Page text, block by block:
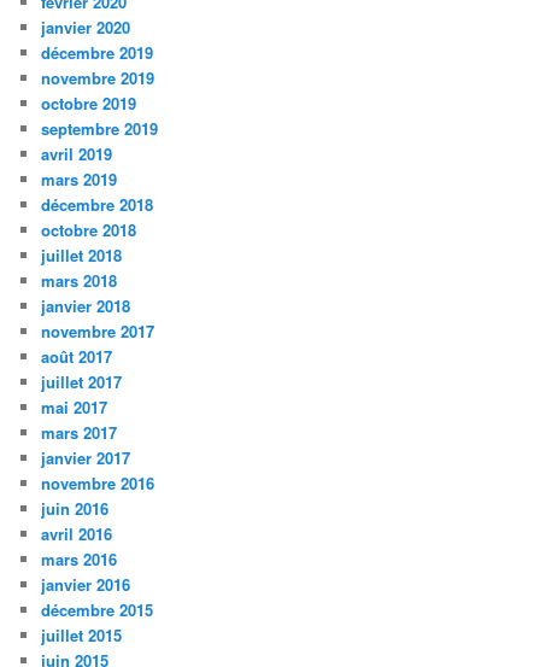
janvier 2020
décembre 2019
novembre 2019
octobre 2019
septembre 2019
avril 2019
mars 2019
décembre 2018
octobre 2018
juillet 2018
mars 2018
janvier 2018
novembre 2017
août 2017
juillet 2017
mai 2017
mars 2017
janvier 2017
novembre 2016
juin 2016
avril 2016
mars 2016
janvier 2016
décembre 2015
juillet 2015
juin 2015